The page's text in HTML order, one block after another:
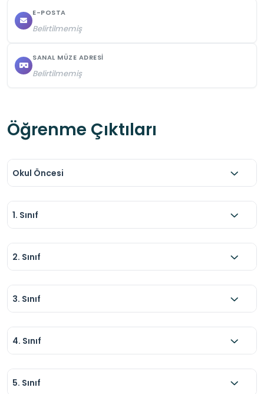
E-POSTA
Belirtilmemiş
SANAL MÜZE ADRESI
Belirtilmemiş
Öğrenme Çıktıları
Okul Öncesi
1. Sınıf
2. Sınıf
3. Sınıf
4. Sınıf
5. Sınıf